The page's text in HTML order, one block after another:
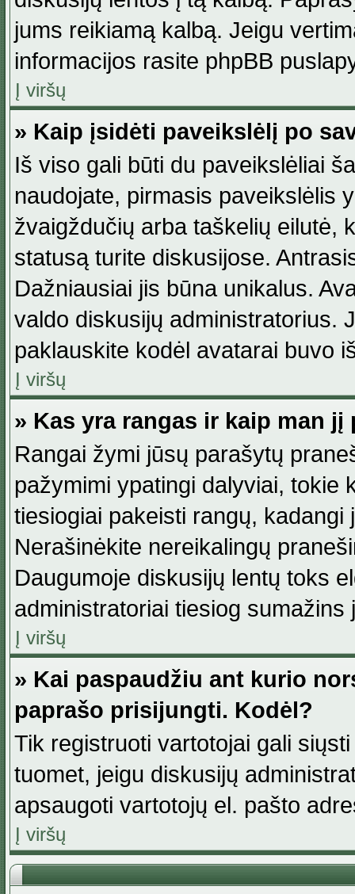
jums reikiamą kalbą. Jeigu
informacijos rasite phpBB
Į viršų
» Kaip įsidėti paveikslėlį po
Iš viso gali būti du paveikslėliai
naudojate, pirmasis paveikslėlis
žvaigždučių arba taškelių eilutė,
statusą turite diskusijose.
Dažniausiai jis būna unikalus.
valdo diskusijų administratorius.
paklauskite kodėl avatarai buvo
Į viršų
» Kas yra rangas ir kaip man jį
Rangai žymi jūsų parašytų
pažymimi ypatingi dalyviai, tokie
tiesiogiai pakeisti rangų,
Nerašinėkite nereikalingų
Daugumoje diskusijų lentų toks
administratoriai tiesiog
Į viršų
» Kai paspaudžiu ant kurio
paprašo prisijungti. Kodėl?
Tik registruoti vartotojai gali
tuomet, jeigu diskusijų
apsaugoti vartotojų el. pašto
Į viršų